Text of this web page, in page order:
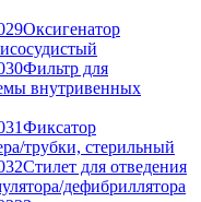
Оксигенатор
Фильтр для
внутривенных
Фиксатор
трубки, стерильный
Стилет для отведения
дефибриллятора